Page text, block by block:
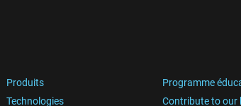
Produits Programme
Technologies
Contribute to our